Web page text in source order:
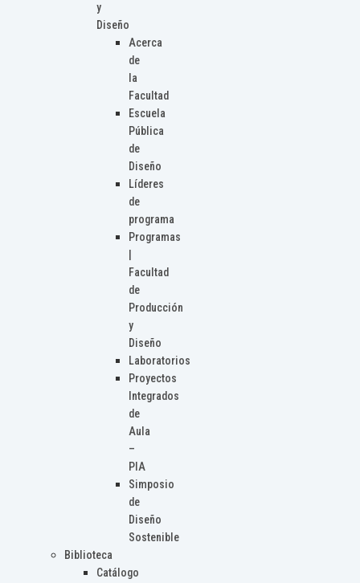
y
Diseño
Acerca
de
la
Facultad
Escuela
Pública
de
Diseño
Líderes
de
programa
Programas
Facultad
de
Producción
y
Diseño
Laboratorios
Proyectos
Integrados
de
Aula
–
PIA
Simposio
de
Diseño
Sostenible
Biblioteca
Catálogo